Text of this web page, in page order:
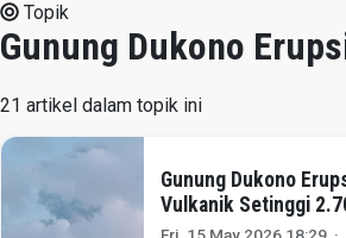
Topik
Gunung Dukono
21 artikel dalam topik ini
Gunung Dukono
Vulkanik Setinggi